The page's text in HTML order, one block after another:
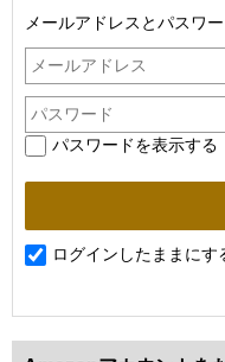
メールアドレスとパスワ
パスワードを表示する
ログインしたままにす